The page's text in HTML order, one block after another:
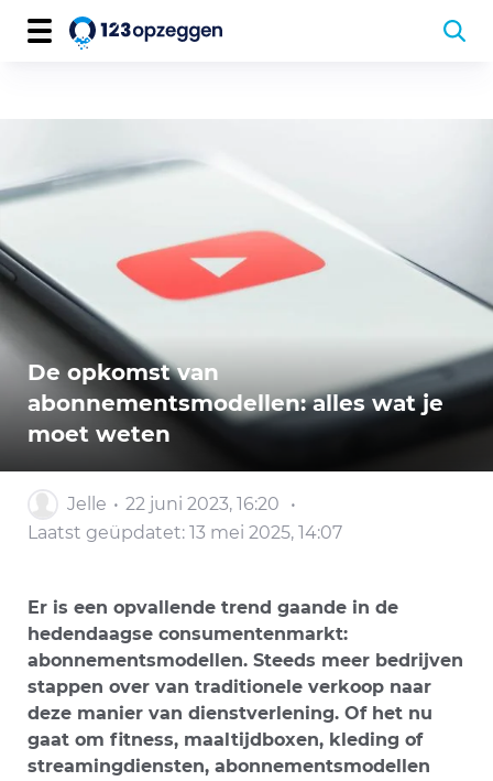
De opkomst van
abonnementsmodellen: alles wat je
moet weten
Jelle
22 juni 2023, 16:20
Laatst geüpdatet: 13 mei 2025, 14:07
Er is een opvallende trend gaande in de
hedendaagse consumentenmarkt:
abonnementsmodellen. Steeds meer bedrijven
stappen over van traditionele verkoop naar
deze manier van dienstverlening. Of het nu
gaat om fitness, maaltijdboxen, kleding of
streamingdiensten, abonnementsmodellen